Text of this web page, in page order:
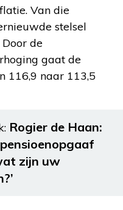
Van die
stelsel
Door de
gaat de
116,9 naar 113,5
Rogier de Haan:
zijn uw